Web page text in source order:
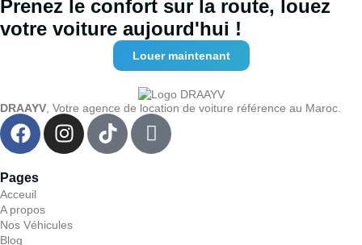
Prenez le confort sur la route, louez
votre voiture aujourd'hui !
Louer maintenant
DRAAYV , Votre agence de location de voiture référence au Maroc.
Pages
Acceuil
A propos
Nos Véhicules
Blog